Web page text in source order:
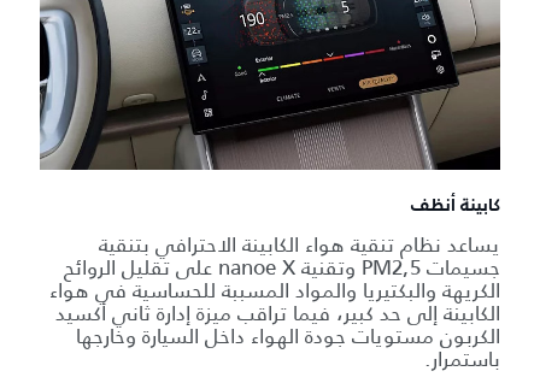
كابينة أنظف
يساعد نظام تنقية هواء الكابينة الاحترافي بتنقية
جسيمات PM2,5 وتقنية nanoe X على تقليل الروائح
الكريهة والبكتيريا والمواد المسببة للحساسية في هواء
الكابينة إلى حد كبير، فيما تراقب ميزة إدارة ثاني أكسيد
الكربون مستويات جودة الهواء داخل السيارة وخارجها
باستمرار.